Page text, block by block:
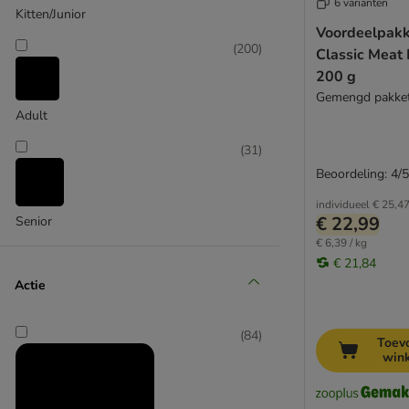
Disugual
Encore
Feringa
Gourmet Gold
Gourmet Perle kattenvoer
Happy Cat
Kitten/Junior
Adult
(200)
Senior
(31)
Actie
(84)
Classic Meat
200 g
Gemengd
individueel€ 25,47
€ 22,99
€ 6,39 / kg
€ 21,84
Beoordeling: 4/5